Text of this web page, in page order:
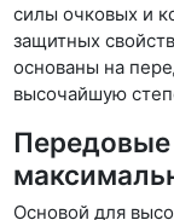
силы очковых и
защитных
основаны на
высочайшую
Передовые
Основой для